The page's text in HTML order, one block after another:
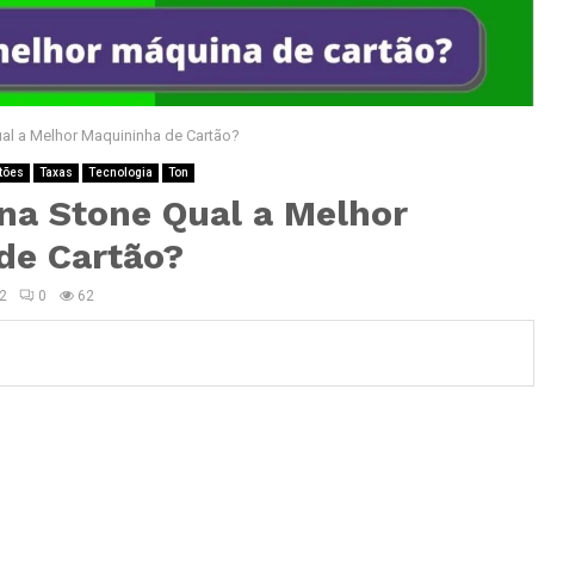
a Melhor Maquininha de Cartão?
Taxas Tecnologia Ton
Stone Qual a Melhor
Cartão?
0 62